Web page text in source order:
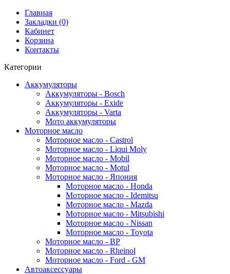
Главная
Закладки (0)
Кабинет
Корзина
Контакты
Категории
Аккумуляторы
Аккумуляторы - Bosch
Аккумуляторы - Exide
Аккумуляторы - Varta
Мото аккумуляторы
Моторное масло
Моторное масло - Castrol
Моторное масло - Liqui Moly
Моторное масло - Mobil
Моторное масло - Motul
Моторное масло - Япония
Моторное масло - Honda
Моторное масло - Idemitsu
Моторное масло - Mazda
Моторное масло - Mitsubishi
Моторное масло - Nissan
Моторное масло - Toyota
Моторное масло - BP
Моторное масло - Rheinol
Моторное масло - Ford - GM
Автоаксессуары